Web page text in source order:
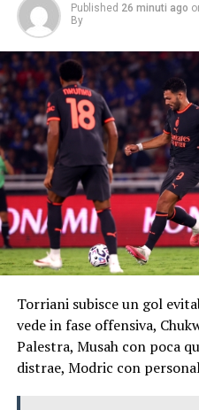
Published 26 minuti ago
By
Torriani subisce un gol
vede in fase offensiva,
Palestra, Musah con poca
distrae, Modric con